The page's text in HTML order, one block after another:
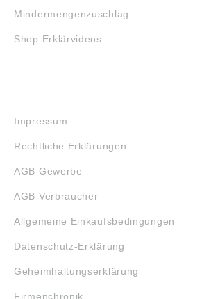
Mindermengenzuschlag
Shop Erklärvideos
Impressum
Rechtliche Erklärungen
AGB Gewerbe
AGB Verbraucher
Allgemeine Einkaufsbedingungen
Datenschutz-Erklärung
Geheimhaltungserklärung
Firmenchronik